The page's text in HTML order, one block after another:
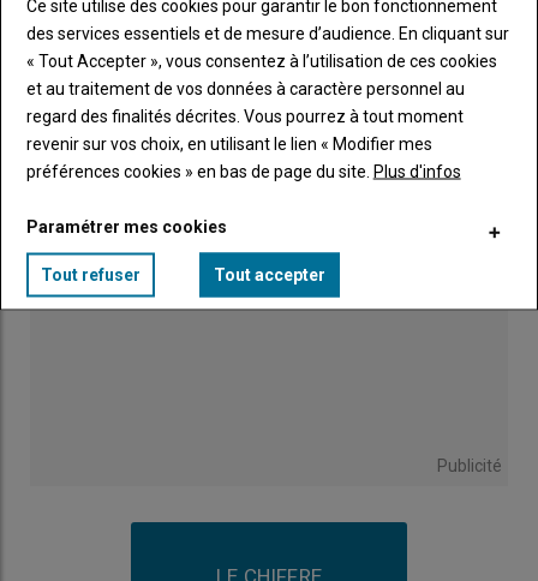
Tous " À la ferme c'est Marans ", avec les JA
31 juillet 2026
Publicité
Ce site utilise des cookies pour garantir le bon fonctionnement
des services essentiels et de mesure d’audience. En cliquant sur
« Tout Accepter », vous consentez à l’utilisation de ces cookies
et au traitement de vos données à caractère personnel au
regard des finalités décrites. Vous pourrez à tout moment
revenir sur vos choix, en utilisant le lien « Modifier mes
préférences cookies » en bas de page du site. Plus d'infos
Paramétrer mes cookies
Tout refuser Tout accepter